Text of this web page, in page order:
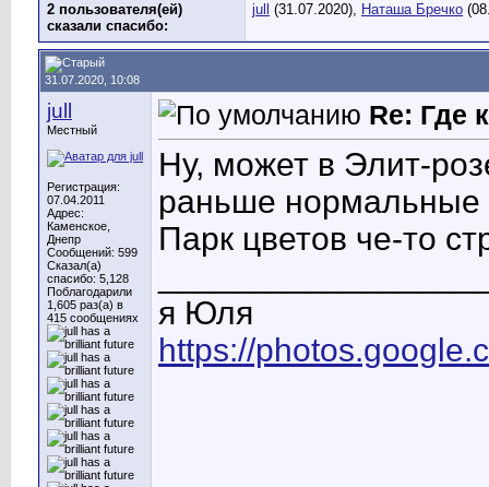
2 пользователя(ей)
сказали cпасибо:
jull (31.07.2020), Наташа Бречко
31.07.2020, 10:08
jull
Местный
Регистрация:
07.04.2011
Адрес:
Каменское,
Днепр
Сообщений: 599
Сказал(а)
спасибо: 5,128
Поблагодарили
1,605 раз(а) в
415 сообщениях
Re: Где
Ну, может в Элит-
раньше нормальные
Парк цветов че-то
я Юля
https://